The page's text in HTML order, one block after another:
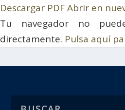
Descargar PDFAbrir en
Tu navegador no
directamente. Pulsa aquí